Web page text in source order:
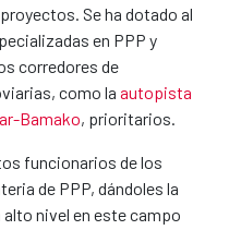
Se ha dotado al
en PPP y
corredores de
como la autopista
Bamako, prioritarios.
funcionarios de los
de PPP, dándoles la
nivel en este campo